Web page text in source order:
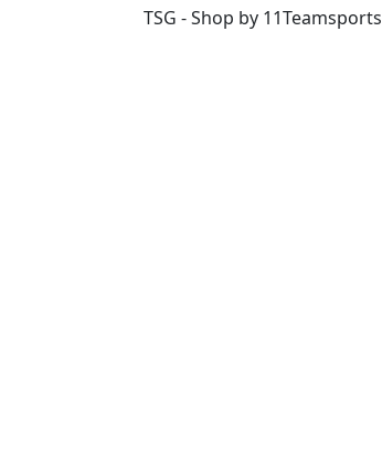
TSG - Shop by 11Teamsports